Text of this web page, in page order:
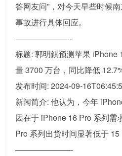
答网友问”，对今天早些时候
事故进行具体回应。
———————-
标题: 郭明錤预测苹果 iPhone
量 3700 万台，同比降低
发布时间: 2024-09-
新闻简介: 他认为，今年
因在于 iPhone 16 Pro 系列需
Pro 系列出货时间显著低于 15
———————-